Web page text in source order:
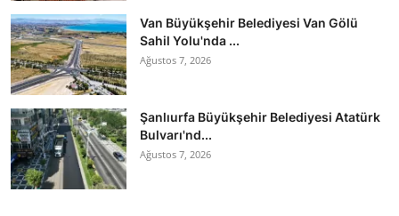
Van Büyükşehir Belediyesi Van Gölü
Sahil Yolu'nda ...
Ağustos 7, 2026
Şanlıurfa Büyükşehir Belediyesi Atatürk
Bulvarı'nd...
Ağustos 7, 2026